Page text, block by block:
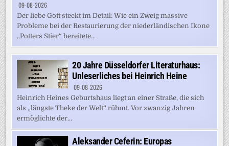
09-08-2026
Der liebe Gott steckt im Detail: Wie ein Zweig massive
Probleme bei der Restaurierung der niederländischen Ikone
„Potters Stier“ bereitete...
20 Jahre Düsseldorfer Literaturhaus:
Unleserliches bei Heinrich Heine
09-08-2026
Heinrich Heines Geburtshaus liegt an einer Straße, die sich
als „längste Theke der Welt“ rühmt. Vor zwanzig Jahren
ermöglichte der...
Aleksander Ceferin: Europas